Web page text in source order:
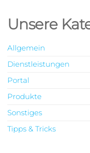
Unsere
Allgemein
Dienstleistungen
Portal
Produkte
Sonstiges
Tipps & Tricks